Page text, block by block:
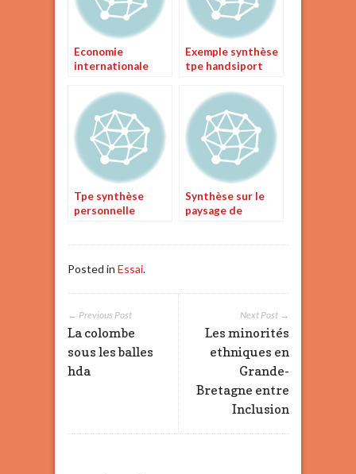
Economie
internationale
Exemple synthèse
tpe handsiport
Tpe synthèse
personnelle
Synthèse sur le
paysage de
Posted in Essai.
Next Post →
Les minorités
ethniques en
Grande-
Bretagne entre
Inclusion
← Previous Post
La colombe
sous les balles
hda